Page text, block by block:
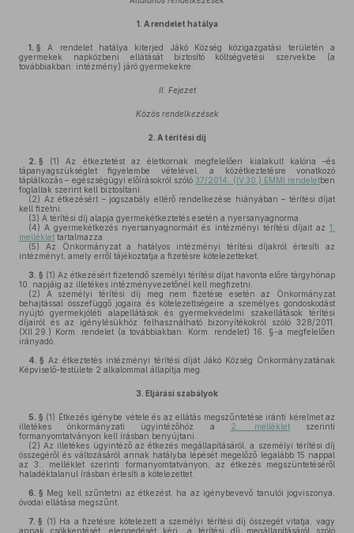
1. A rendelet hatálya
1. § A rendelet hatálya kiterjed Jákó Község közigazgatási területén a
gyermekek napközbeni ellátását biztosító költségvetési szervekbe (a
továbbiakban: intézmény) járó gyermekekre.
II. Fejezet
Közös rendelkezések
2. A térítési díj
2. § (1)
Az étkeztetést az életkornak megfelelően kialakult kalória –és
tápanyagszükséglet figyelembe vételével, a közétkeztetésre vonatkozó
táplálkozás – egészségügyi előírásokról szóló37/2014. (IV.30.) EMMI rendeletben
foglaltak szerint kell biztosítani.
(2) Az étkezésért – jogszabály eltérő rendelkezése hiányában – térítési díjat
kell fizetni.
(3) A térítési díj alapja gyermekétkeztetés esetén a nyersanyagnorma.
(4) A gyermekétkezés nyersanyagnormáit és intézményi térítési díjait az 1.
melléklet tartalmazza.
(5) Az Önkormányzat a hatályos intézményi térítési díjakról értesíti az
intézményt, amely erről tájékoztatja a fizetésre kötelezetteket.
3. § (1) Az étkezésért fizetendő személyi térítési díjat havonta előre tárgyhónap
10. napjáig az illetékes intézményvezetőnél kell megfizetni.
(2) A személyi térítési díj meg nem fizetése esetén az Önkormányzat
behajtással összefüggő jogaira és kötelezettségeire a személyes gondoskodást
nyújtó gyermekjóléti alapellátások és gyermekvédelmi szakellátások térítési
díjairól és az igénylésükhöz felhasználható bizonyítékokról szóló 328/2011.
(XII.29.) Korm. rendelet (a továbbiakban: Korm. rendelet) 16. §-a megfelelően
irányadó.
4. § Az étkeztetés intézményi térítési díját Jákó Község Önkormányzatának
Képviselő-testülete 2 alkalommal állapítja meg.
3. Eljárási szabályok
5. § (1) Étkezés igénybe vétele és az ellátás megszűntetése iránti kérelmet az
illetékes önkormányzati ügyintézőhöz a
2. mellékletszerinti
formanyomtatványon kell írásban benyújtani.
(2) Az illetékes ügyintéző az étkezés megállapításáról, a személyi térítési díj
összegéről és változásáról annak hatályba lépését megelőző legalább 15 nappal
az 3.. melléklet szerinti formanyomtatványon, az étkezés megszüntetéséről
haladéktalanul írásban értesíti a kötelezettet.
6. § Meg kell szűntetni az étkezést, ha az igénybevevő tanulói jogviszonya,
óvodai ellátása megszűnt.
7. § (1) Ha a fizetésre kötelezett a személyi térítési díj összegét vitatja, vagy
annak csökkentését, elengedését kéri, a térítési díj megállapításáról szóló